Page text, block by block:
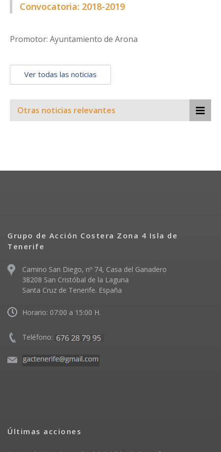
Convocatoria: 2018-2019
Promotor: Ayuntamiento de Arona
Ver todas las noticias
Otras noticias relevantes
Grupo de Acción Costera Zona 4 Isla de
Tenerife
Camino San Diego, nº 74, Casa del Ganadero
38208 San Cristóbal de la Laguna
Santa Cruz de Tenerife. España
Horario: 07:00 a 15:00 H.
Teléfono:
Últimas acciones